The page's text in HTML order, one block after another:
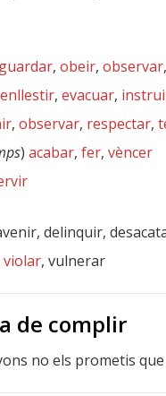
guardar, obeir, observar
enllestir, evacuar,
, observar, respectar,
) acabar, fer, vèncer
delinquir,
violar, vulnerar
de complir
no els prometis